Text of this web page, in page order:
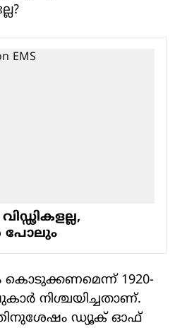
പോലും
കൊടുക്കണമെന്ന് 1920-
നിശ്ചയിച്ചതാണ്.
ഡ്യൂക് ഓഫ്